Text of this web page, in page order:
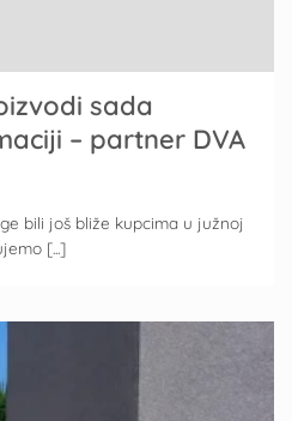
sada
– partner DVA
bili još bliže kupcima u južnoj
[...]